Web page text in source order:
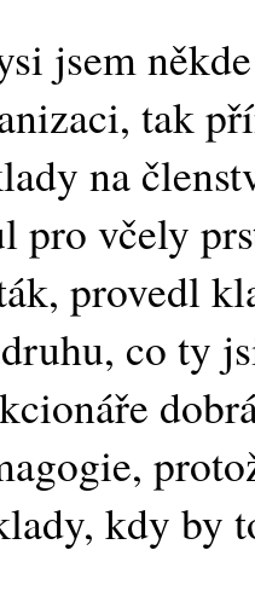
jsem
tak
na
pro včely
provedl
co ty
kdy by